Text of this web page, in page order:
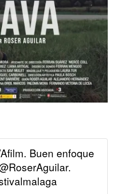
Buen enfoque